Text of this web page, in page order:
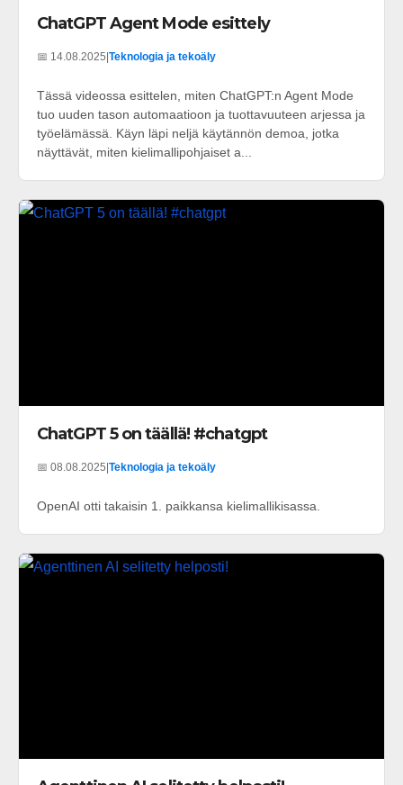
ChatGPT Agent Mode esittely
📅 14.08.2025 Teknologia ja tekoäly
Tässä videossa esittelen, miten ChatGPT:n Agent Mode
tuo uuden tason automaatioon ja tuottavuuteen arjessa ja
työelämässä. Käyn läpi neljä käytännön demoa, jotka
näyttävät, miten kielimallipohjaiset a...
ChatGPT 5 on täällä! #chatgpt
📅 08.08.2025|Teknologia ja tekoäly
OpenAI otti takaisin 1. paikkansa kielimallikisassa.